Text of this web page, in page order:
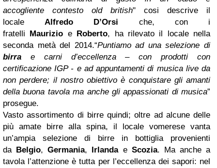
accogliente contesto old british" cosi descrive il
localeAlfredo D’Orsi che, con i
fratelli Maurizio e Roberto, ha rilevato il locale nella
seconda metà del 2014.“Puntiamo ad una selezione di
birra e carni d’eccellenza – con prodotti con
certificazione IGP - e ad appuntamenti di musica live da
non perdere; il nostro obiettivo è conquistare gli amanti
della buona tavola ma anche gli appassionati di musica”
prosegue.
Vasto assortimento di birre quindi; oltre ad alcune delle
più amate birre alla spina, il locale vomerese vanta
un’ampia selezione di birre in bottiglia provenienti
da Belgio,Germania, Irlandae Scozia. Ma anche a
tavola l’attenzione è tutta per l’eccellenza dei sapori: nel